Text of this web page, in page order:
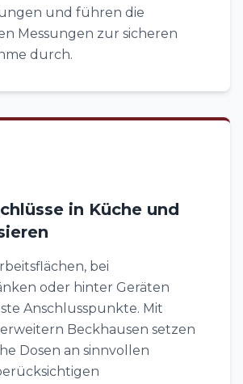
und führen die
Messungen zur sicheren
durch.
in Küche und
bei
oder hinter Geräten
Anschlusspunkte. Mit
Beckhausen setzen
Dosen an sinnvollen